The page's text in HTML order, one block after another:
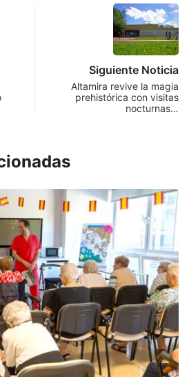
Siguiente Noticia
Altamira revive la magia
prehistórica con visitas
nocturnas…